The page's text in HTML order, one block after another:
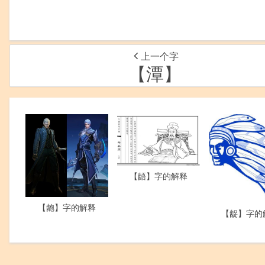
上一个字
【潭】
【龅】字的解释
【龉】字的解释
【龊】字